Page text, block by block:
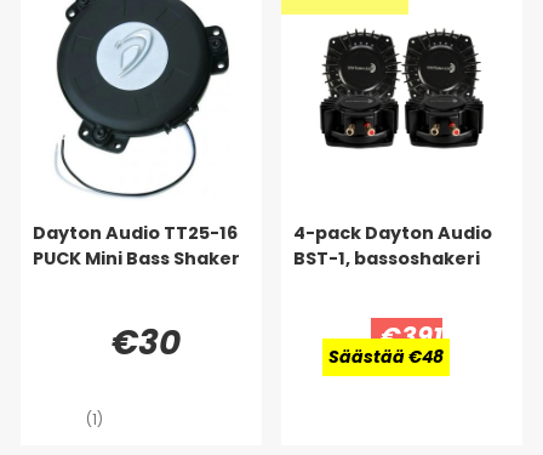
Dayton Audio TT25-16
PUCK Mini Bass Shaker
€30
(1)
4-pack Dayton Audio
BST-1, bassoshakeri
€391
Säästää €48